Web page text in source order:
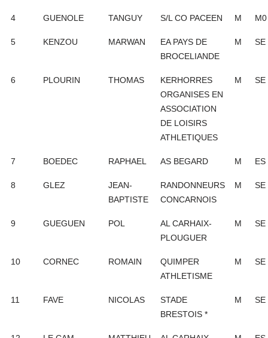
4 GUENOLE TANGUY S/L CO PACEEN M M0
5 KENZOU MARWAN
EA PAYS DE
BROCELIANDE
M SE
6 PLOURIN THOMAS
KERHORRES
ORGANISES EN
ASSOCIATION
DE LOISIRS
ATHLETIQUES
M SE
7 BOEDEC RAPHAEL AS BEGARD M ES
8 GLEZ
JEAN-
BAPTISTE
RANDONNEURS
CONCARNOIS
M SE
9 GUEGUEN POL
AL CARHAIX-
PLOUGUER
M SE
10 CORNEC ROMAIN
QUIMPER
ATHLETISME
M SE
11 FAVE NICOLAS
STADE
BRESTOIS *
M SE